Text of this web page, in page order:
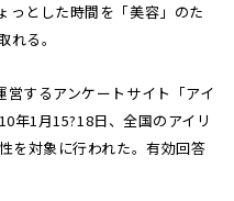
っとした時間を「美容」のた
る。
営するアンケートサイト「アイ
年1月15?18日、全国のアイリ
を対象に行われた。有効回答